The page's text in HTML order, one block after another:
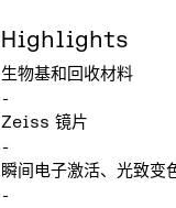
Highlights
生物基和回收材料
-
Zeiss 镜片
-
瞬间电子激活、光致变
-